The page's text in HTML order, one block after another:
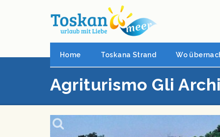
Home Toskana Strand Wo
Agriturismo Gli Archi